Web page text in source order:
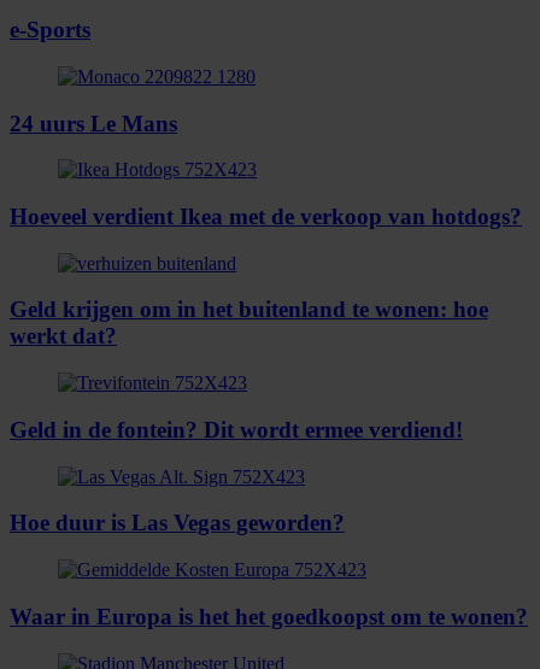
partners voor social media, adverteren en analyse. Deze
partners kunnen deze gegevens combineren met andere
verzameld op basis van uw gebruik van hun services.
e-Sports
24 uurs Le Mans
Hoeveel verdient Ikea met de verkoop van hotdogs?
Geld krijgen om in het buitenland te wonen: hoe
werkt dat?
Geld in de fontein? Dit wordt ermee verdiend!
Hoe duur is Las Vegas geworden?
Waar in Europa is het het goedkoopst om te wonen?